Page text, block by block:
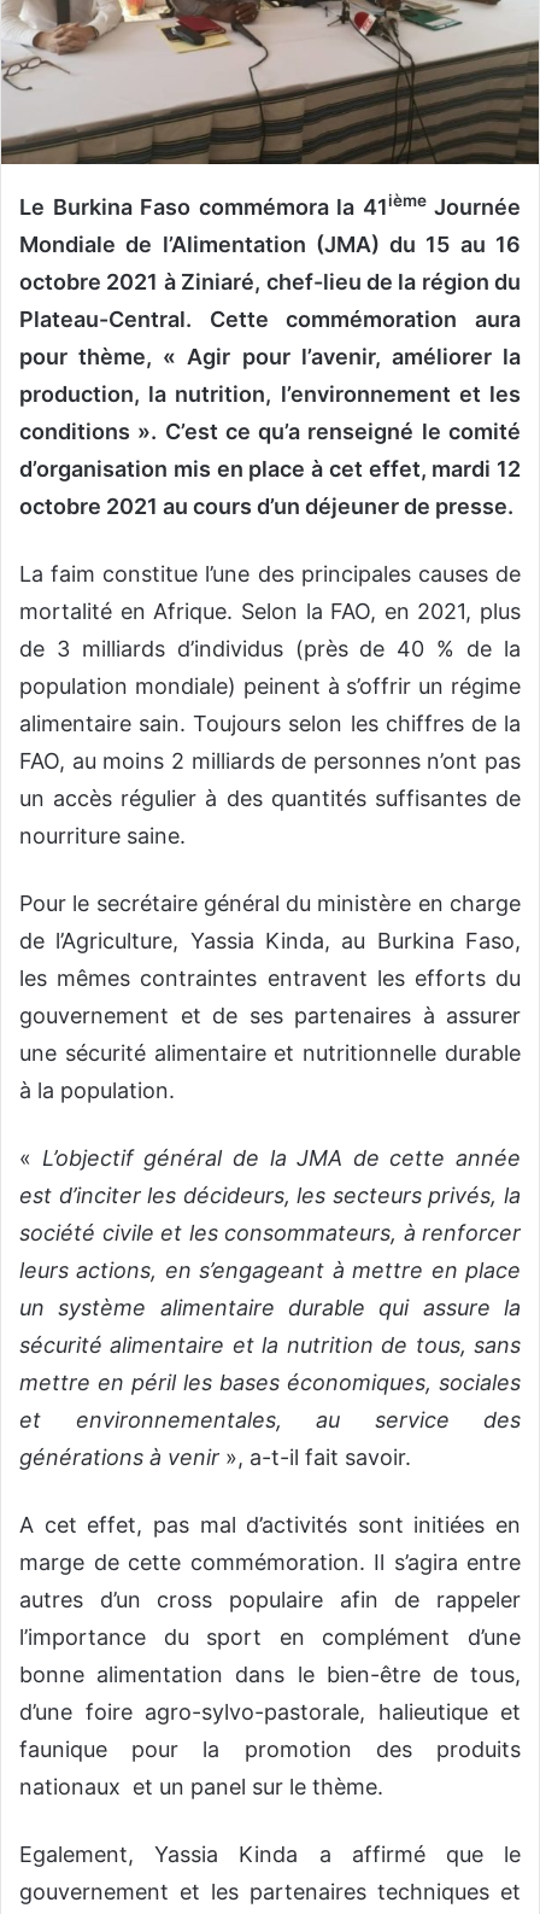
o
i
e
Le Burkina Faso commémora la 41ièmeJournée
Mondiale de l’Alimentation (JMA) du 15 au 16
octobre 2021 à Ziniaré, chef-lieu de la région du
Plateau-Central. Cette commémoration aura
pour thème, « Agir pour l’avenir, améliorer la
production, la nutrition, l’environnement et les
conditions ». C’est ce qu’a renseigné le comité
d’organisation mis en place à cet effet, mardi 12
octobre 2021 au cours d’un déjeuner de presse.
La faim constitue l’une des principales causes de
mortalité en Afrique. Selon la FAO, en 2021, plus
de 3 milliards d’individus (près de 40 % de la
population mondiale) peinent à s’offrir un régime
alimentaire sain. Toujours selon les chiffres de la
FAO, au moins 2 milliards de personnes n’ont pas
un accès régulier à des quantités suffisantes de
nourriture saine.
Pour le secrétaire général du ministère en charge
de l’Agriculture, Yassia Kinda, au Burkina Faso,
les mêmes contraintes entravent les efforts du
gouvernement et de ses partenaires à assurer
une sécurité alimentaire et nutritionnelle durable
à la population.
« L’objectif général de la JMA de cette année
est d’inciter les décideurs, les secteurs privés, la
société civile et les consommateurs, à renforcer
leurs actions, en s’engageant à mettre en place
un système alimentaire durable qui assure la
sécurité alimentaire et la nutrition de tous, sans
mettre en péril les bases économiques, sociales
et environnementales, au service des
générations à venir », a-t-il fait savoir.
A cet effet, pas mal d’activités sont initiées en
marge de cette commémoration. Il s’agira entre
autres d’un cross populaire afin de rappeler
l’importance du sport en complément d’une
bonne alimentation dans le bien-être de tous,
d’une foire agro-sylvo-pastorale, halieutique et
faunique pour la promotion des produits
nationaux et un panel sur le thème.
Egalement, Yassia Kinda a affirmé que le
gouvernement et les partenaires techniques et